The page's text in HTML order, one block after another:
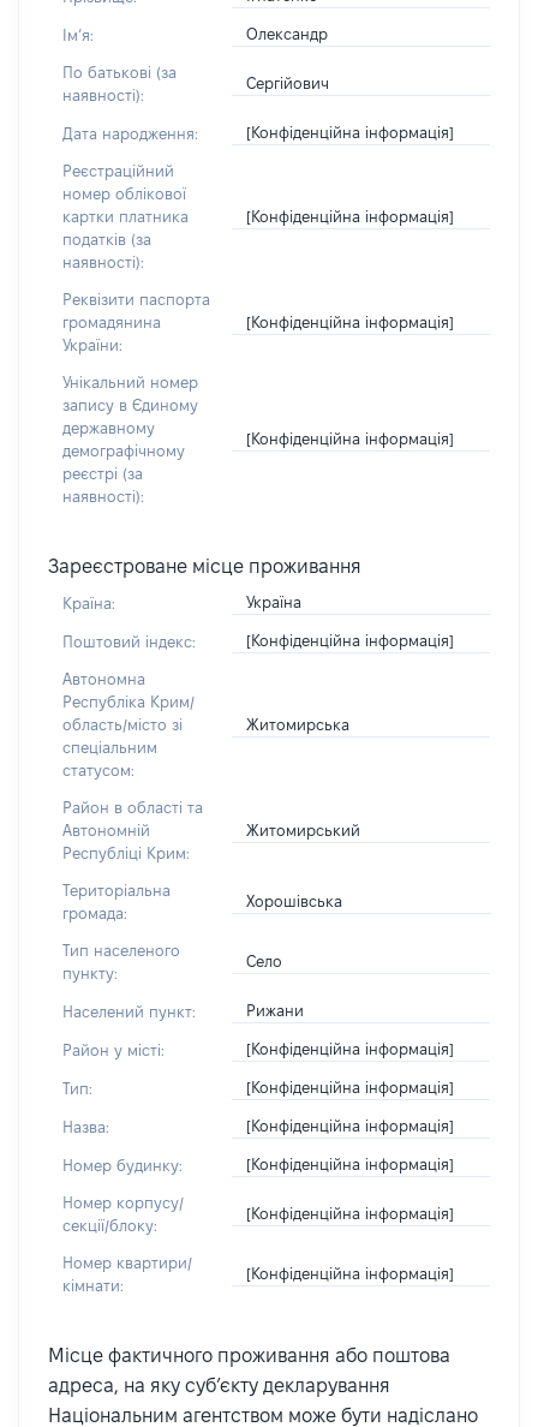
Імʼя: Олександр
По батькові (за
наявності):
Сергійович
Дата народження: [Конфіденційна інформація]
Реєстраційний
номер облікової
картки платника
податків (за
наявності):
[Конфіденційна інформація]
Реквізити паспорта
громадянина
України:
[Конфіденційна інформація]
Унікальний номер
запису в Єдиному
державному
демографічному
реєстрі (за
наявності):
[Конфіденційна інформація]
Зареєстроване місце проживання
Країна: Україна
Поштовий індекс: [Конфіденційна інформація]
Автономна
Республіка Крим/
область/місто зі
спеціальним
статусом:
Житомирська
Район в області та
Автономній
Республіці Крим:
Житомирський
Територіальна
громада:
Хорошівська
Тип населеного
пункту:
Село
Населений пункт: Рижани
Район у місті: [Конфіденційна інформація]
Тип: [Конфіденційна інформація]
Назва: [Конфіденційна інформація]
Номер будинку: [Конфіденційна інформація]
Номер корпусу/
секції/блоку:
[Конфіденційна інформація]
Номер квартири/
кімнати:
[Конфіденційна інформація]
Місце фактичного проживання або поштова
адреса, на яку суб’єкту декларування
Національним агентством може бути надіслано